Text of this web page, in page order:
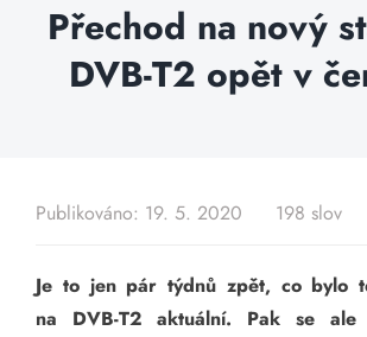
Balíčky internetu
Přechod na nový
DVB-T2 opět v
Publikováno: 19. 5. 2020 198 slov
Je to jen pár týdnů zpět, co bylo
na DVB-T2 aktuální. Pak se ale